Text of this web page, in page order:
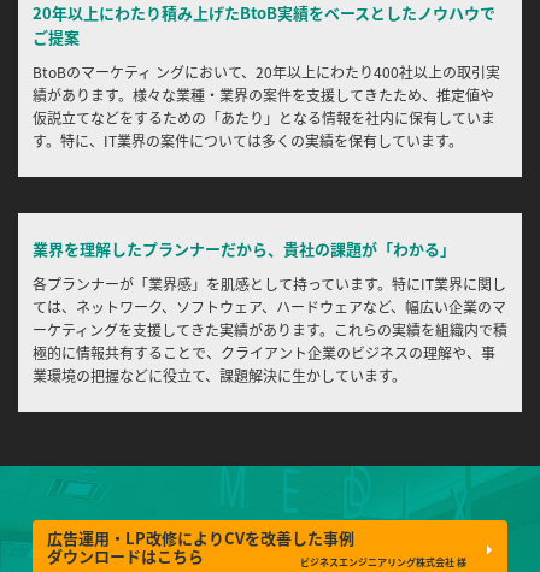
20年以上にわたり積み上げたBtoB実績をベースとしたノウハウで
ご提案
BtoBのマーケティ ングにおいて、20年以上にわたり400社以上の取引実
績があります。様々な業種・業界の案件を支援してきたため、推定値や
仮説立てなどをするための「あたり」となる情報を社内に保有していま
す。特に、IT業界の案件については多くの実績を保有しています。
業界を理解したプランナーだから、貴社の課題が「わかる」
各プランナーが「業界感」を肌感として持っています。特にIT業界に関し
ては、ネットワーク、ソフトウェア、ハードウェアなど、幅広い企業のマ
ーケティングを支援してきた実績があります。これらの実績を組織内で積
極的に情報共有することで、クライアント企業のビジネスの理解や、事
業環境の把握などに役立て、課題解決に生かしています。
広告運用・LP改修によりCVを改善した事例
ダウンロードはこちら ビジネスエンジニアリング株式会社 様